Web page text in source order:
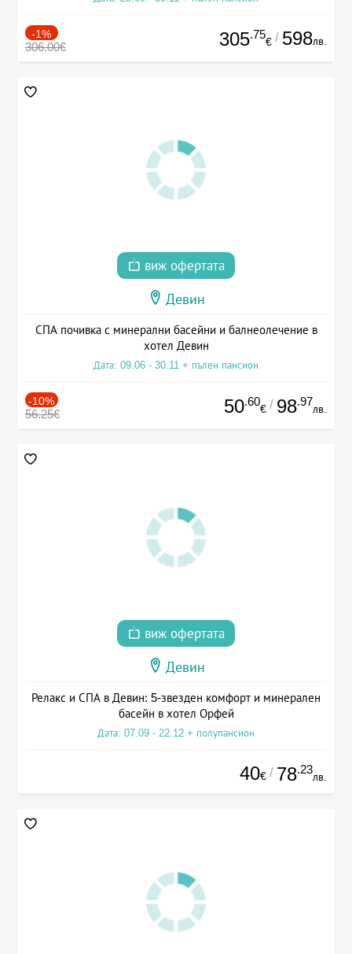
-1%
306.00€ 305.75
€ / 598лв.
виж офертата
Девин
СПА почивка с минерални басейни и балнеолечение в
хотел Девин
Дата: 09.06 - 30.11 + пълен пансион
-10%
56.25€ 50.60
€ / 98.97
лв.
виж офертата
Девин
Релакс и СПА в Девин: 5-звезден комфорт и минерален
басейн в хотел Орфей
Дата: 07.09 - 22.12 + полупансион
40€ / 78.23
лв.